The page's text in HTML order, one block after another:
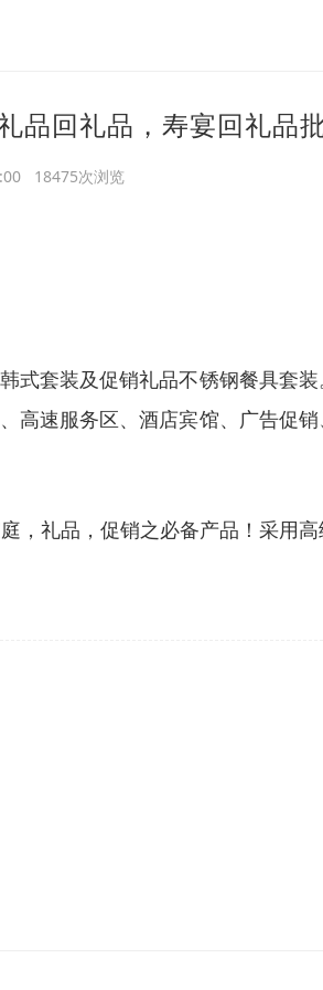
品回礼品，寿宴回礼品
18475次浏览
套装及促销礼品不锈钢餐具套
速服务区、酒店宾馆、广告促
礼品，促销之必备产品！采用